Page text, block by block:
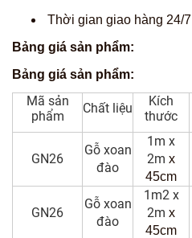
Thời gian giao hàng 24/7
Bảng giá sản phẩm:
Bảng giá sản phẩm:
Mã sản
phẩm
Chất liệu
Kích
thước
GN26
Gỗ xoan
đào
1m x
2m x
45cm
GN26
Gỗ xoan
đào
1m2 x
2m x
45cm